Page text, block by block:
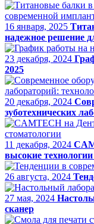
16 января, 2025
надежное решение
23 декабря, 2024
2025
20 декабря, 2024
зуботехнических
11 декабря, 2024
высокие
26 августа, 2024
27 мая, 2024
сканер